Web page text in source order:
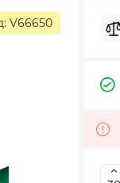
V66650